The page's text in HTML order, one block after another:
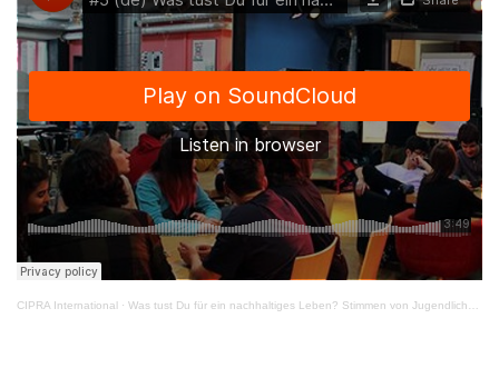
CIPRA International · Was tust Du für ein nachhaltiges Leben? Stimmen von Jugendlichen aus dem LOCAL-Workshop